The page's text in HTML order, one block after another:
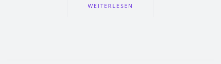
WEITERLESEN